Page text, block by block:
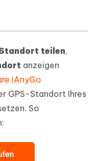
teilen,
anzeigen
iAnyGo
GPS-Standort Ihres
So